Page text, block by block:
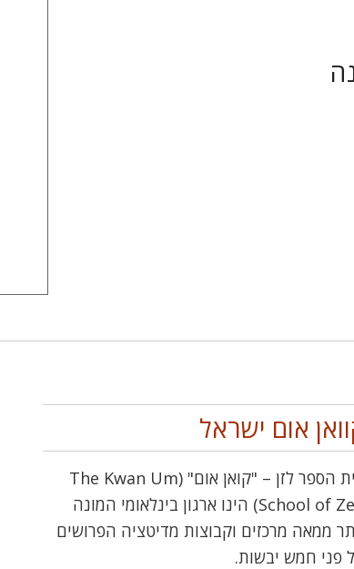
אום ישראל
בית הספר לזן – "קואן אום" (The Kwan Um
School of Zen) הינו ארגון בינלאומי המונה
ממאה מרכזים וקבוצות מדיטציה הפרושים
פני חמש יבשות.